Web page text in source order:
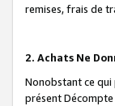
remises, frais de
2. Achats Ne
Nonobstant ce qui
présent